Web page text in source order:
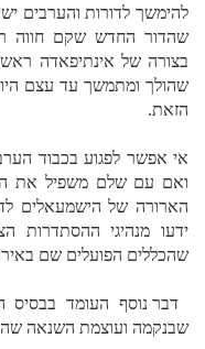
להימשך לדורות והערבים
שהדור החדש שקם חווה
בצורה של אינתיפאדה
שהולך ומתמשך עד עצם
הזאת.
אי אפשר לפגוע בכבוד
ואם עם שלם משפיל את
הארורה של הישמעאלים
ידעו מנהיגי ההסתדרות
שהכללים הפועלים שם
דבר נוסף העומד בבסיס
שבנקמה ועוצמת השנאה